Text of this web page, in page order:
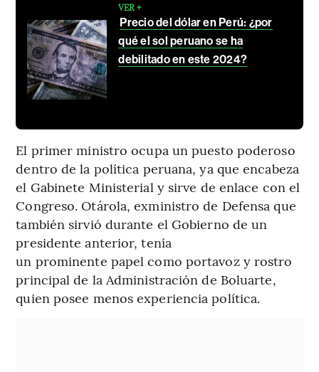
VER +
Precio del dólar en Perú: ¿por
qué el sol peruano se ha
debilitado en este 2024?
El primer ministro ocupa un puesto poderoso
dentro de la política peruana, ya que encabeza
el Gabinete Ministerial y sirve de enlace con el
Congreso. Otárola, exministro de Defensa que
también sirvió durante el Gobierno de un
presidente anterior, tenía
un prominente papel como portavoz y rostro
principal de la Administración de Boluarte,
quien posee menos experiencia política.